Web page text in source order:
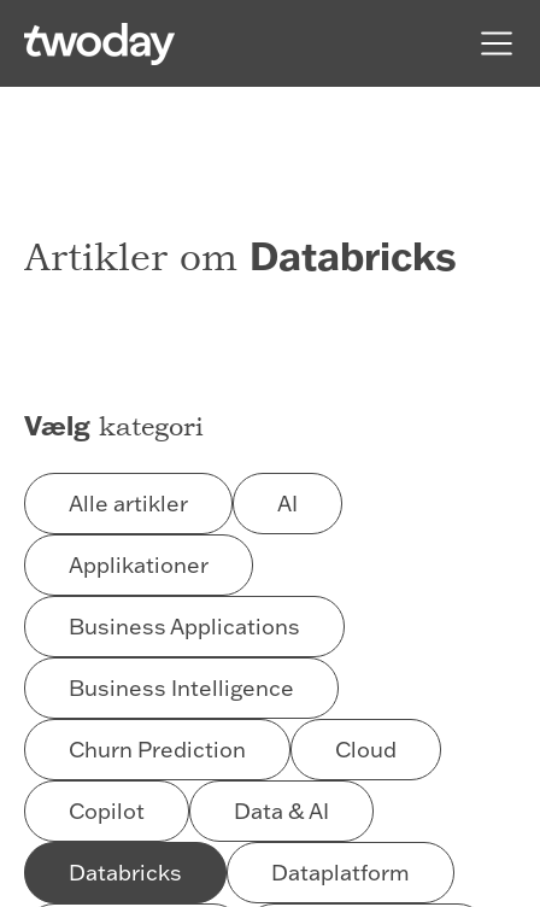
Artikler om Databricks
Vælg kategori
Alle artikler AI
Applikationer
Business Applications
Business Intelligence
Churn Prediction Cloud
Copilot Data & AI
Databricks Dataplatform